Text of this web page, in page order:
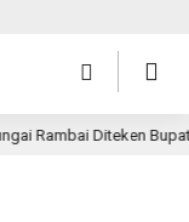
Diteken Bupati